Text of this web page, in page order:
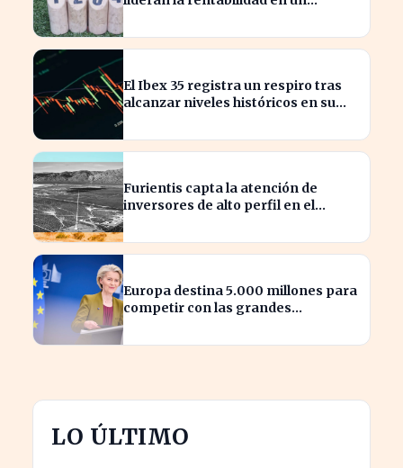
El Ibex 35 registra un respiro tras
alcanzar niveles históricos en su
Furientis capta la atención de
inversores de alto perfil en el
Europa destina 5.000 millones para
competir con las grandes
LO ÚLTIMO